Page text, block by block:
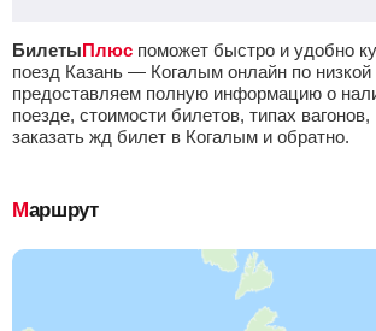
БилетыПлюс поможет быстро и удобно
поезд Казань — Когалым онлайн по низкой
предоставляем полную информацию о
поезде, стоимости билетов, типах
заказать жд билет в Когалым и обратно.
Маршрут